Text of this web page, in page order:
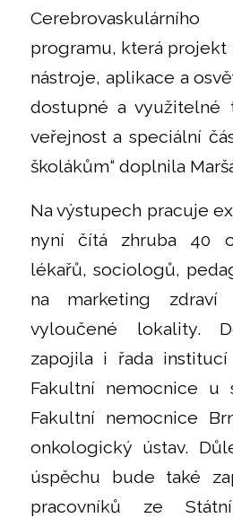
programu, která projekt
nástroje, aplikace a
dostupné a využitelné
veřejnost a speciální
školákům“ doplnila
Na výstupech pracuje
nyní čítá zhruba 40
lékařů, sociologů,
na marketing
vyloučené lokality.
zapojila i řada
Fakultní nemocnice u
Fakultní nemocnice
onkologický ústav.
úspěchu bude také
pracovníků ze